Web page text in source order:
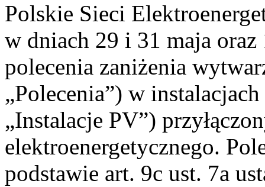
Polskie Sieci
w dniach 29 i 31 maja
polecenia zaniżenia
„Polecenia”) w
„Instalacje PV”)
elektroenergetycznego.
podstawie art. 9c ust. 7a